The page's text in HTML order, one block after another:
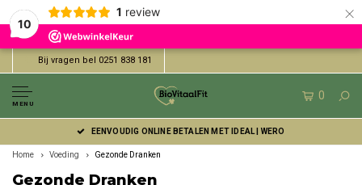
10
1 review ×
Bij vragen bel 0251 838 181
MENU
0
EENVOUDIG ONLINE BETALEN MET IDEAL | WERO
Home Voeding Gezonde Dranken
Gezonde Dranken